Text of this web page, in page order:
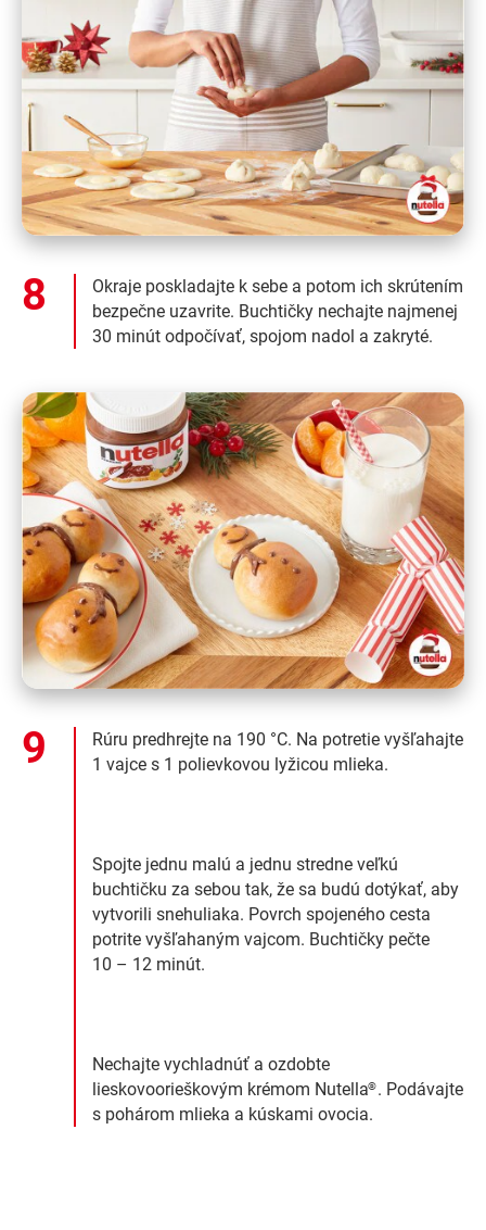
Okraje poskladajte k sebe a potom ich skrútením
bezpečne uzavrite. Buchtičky nechajte najmenej
30 minút odpočívať, spojom nadol a zakryté.
Rúru predhrejte na 190 °C. Na potretie vyšľahajte
1 vajce s 1 polievkovou lyžicou mlieka.
Spojte jednu malú a jednu stredne veľkú
buchtičku za sebou tak, že sa budú dotýkať, aby
vytvorili snehuliaka. Povrch spojeného cesta
potrite vyšľahaným vajcom. Buchtičky pečte
10 – 12 minút.
Nechajte vychladnúť a ozdobte
lieskovoorieškovým krémom Nutella®. Podávajte
s pohárom mlieka a kúskami ovocia.